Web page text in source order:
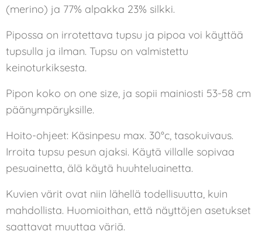
(merino) ja 77% alpakka 23% silkki.
Pipossa on irrotettava tupsu ja pipoa voi käyttää
tupsulla ja ilman. Tupsu on valmistettu
keinoturkiksesta.
Pipon koko on one size, ja sopii mainiosti 53-58 cm
päänympäryksille.
Hoito-ohjeet: Käsinpesu max. 30°c, tasokuivaus.
Irroita tupsu pesun ajaksi. Käytä villalle sopivaa
pesuainetta, älä käytä huuhteluainetta.
Kuvien värit ovat niin lähellä todellisuutta, kuin
mahdollista. Huomioithan, että näyttöjen asetukset
saattavat muuttaa väriä.